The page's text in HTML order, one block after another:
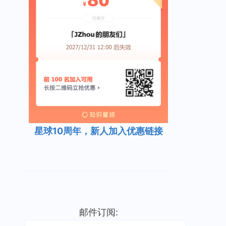
星球10周年，新人加入优惠链接
邮件订阅: